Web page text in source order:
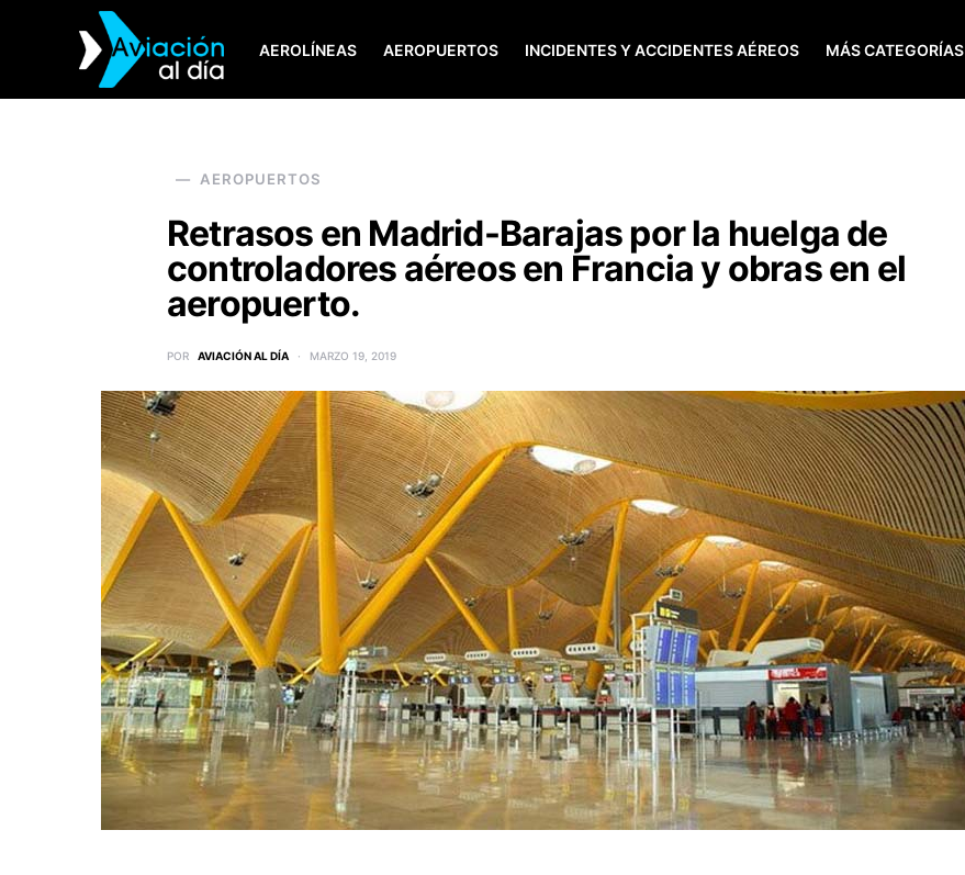
AEROLÍNEAS AEROPUERTOS INCIDENTES Y ACCIDENTES AÉREOS MÁS CATEGORÍAS
SEARCH FOR:
AEROPUERTOS
Retrasos en Madrid-Barajas por la huelga de
controladores aéreos en Francia y obras en el
aeropuerto.
POR AVIACIÓN AL DÍA MARZO 19, 2019